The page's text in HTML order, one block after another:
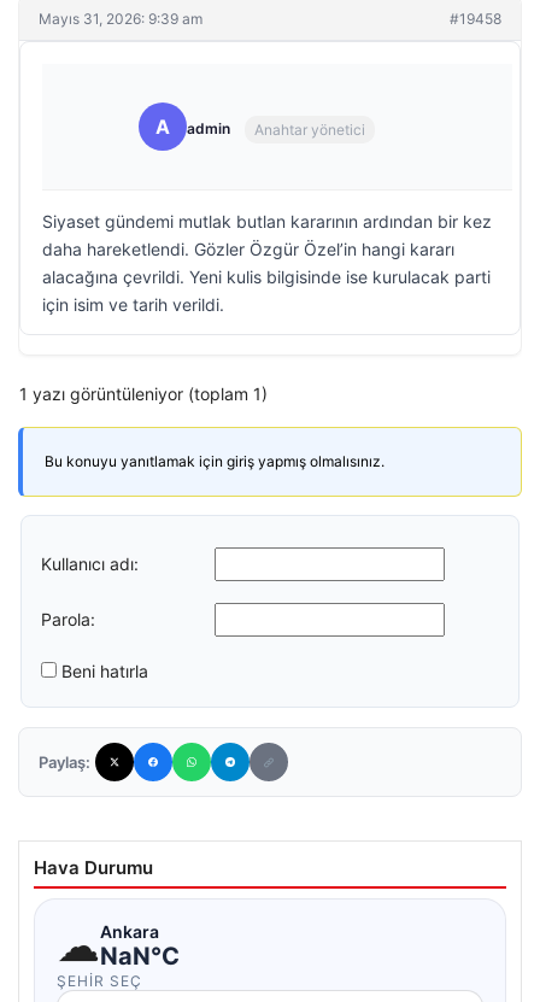
Mayıs 31, 2026: 9:39 am #19458
A admin Anahtar yönetici
Siyaset gündemi mutlak butlan kararının ardından bir kez
daha hareketlendi. Gözler Özgür Özel’in hangi kararı
alacağına çevrildi. Yeni kulis bilgisinde ise kurulacak parti
için isim ve tarih verildi.
1 yazı görüntüleniyor (toplam 1)
Bu konuyu yanıtlamak için giriş yapmış olmalısınız.
Kullanıcı adı:
Parola:
Beni hatırla
Paylaş:
Hava Durumu
☁Ankara
NaN°C
ŞEHIR SEÇ